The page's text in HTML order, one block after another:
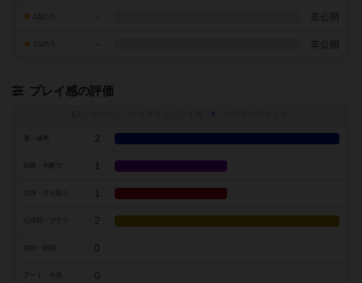
- 非公開
- 非公開
プレイ感の評価
※
2
戦略・判断力 1
1
2
0
アート・外見 0